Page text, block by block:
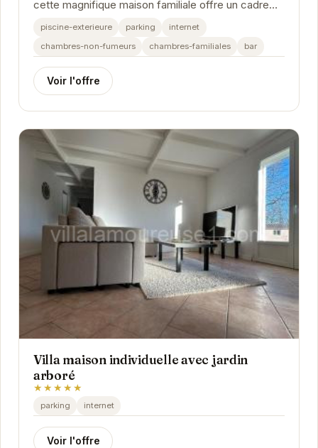
cette magnifique maison familiale offre un cadre
idyllique pour des vacances inoubliables. Avec sa...
piscine-exterieure parking
internet
chambres-non-fumeurs
chambres-familiales bar
Voir l'offre
Villa maison individuelle avec jardin
arboré
★★★★★
parking internet
Voir l'offre